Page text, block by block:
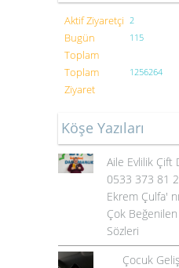
Aktif Ziyaretçi 2
Bugün
Toplam
115
Toplam
Ziyaret
1256264
Köşe Yazıları
Aile Evlilik Çift
0533 373 81
Ekrem Çulfa'
Çok
Sözleri
Çocuk